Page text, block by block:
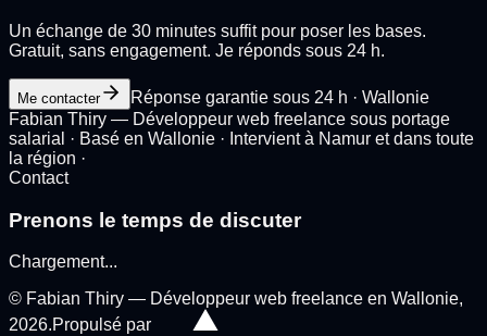
Un échange de 30 minutes suffit pour poser les bases.
Gratuit, sans engagement. Je réponds sous 24 h.
Me contacter
Réponse garantie sous 24 h · Wallonie
Fabian Thiry — Développeur web freelance sous portage
salarial · Basé en Wallonie · Intervient à Namur et dans toute
la région ·
Contact
Prenons le temps de discuter
Chargement...
© Fabian Thiry — Développeur web freelance en Wallonie,
2026.Propulsé par